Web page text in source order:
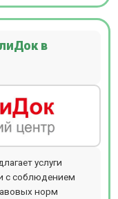
в
услуги
с соблюдением
норм